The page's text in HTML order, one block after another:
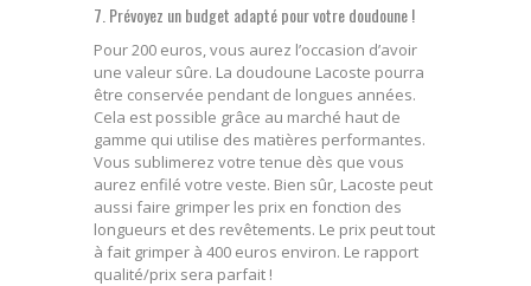
7. Prévoyez un budget adapté pour votre doudoune !
Pour 200 euros, vous aurez l’occasion d’avoir
une valeur sûre. La doudoune Lacoste pourra
être conservée pendant de longues années.
Cela est possible grâce au marché haut de
gamme qui utilise des matières performantes.
Vous sublimerez votre tenue dès que vous
aurez enfilé votre veste. Bien sûr, Lacoste peut
aussi faire grimper les prix en fonction des
longueurs et des revêtements. Le prix peut tout
à fait grimper à 400 euros environ. Le rapport
qualité/prix sera parfait !